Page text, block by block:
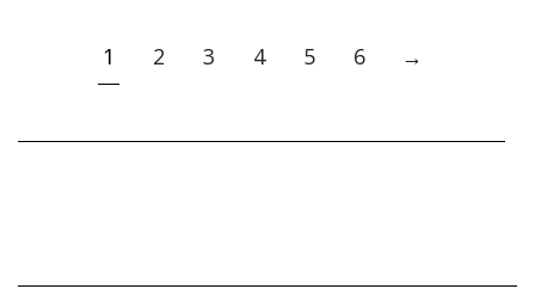
1 2 3 4 5 6 →